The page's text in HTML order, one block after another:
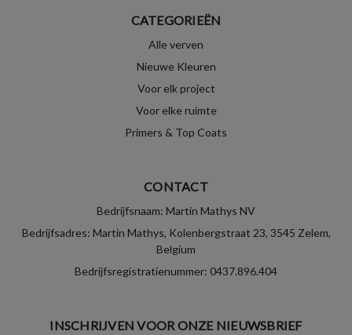
CATEGORIEËN
Alle verven
Nieuwe Kleuren
Voor elk project
Voor elke ruimte
Primers & Top Coats
CONTACT
Bedrijfsnaam: Martin Mathys NV
Bedrijfsadres: Martin Mathys, Kolenbergstraat 23, 3545 Zelem,
Belgium
Bedrijfsregistratienummer: 0437.896.404
INSCHRIJVEN VOOR ONZE NIEUWSBRIEF